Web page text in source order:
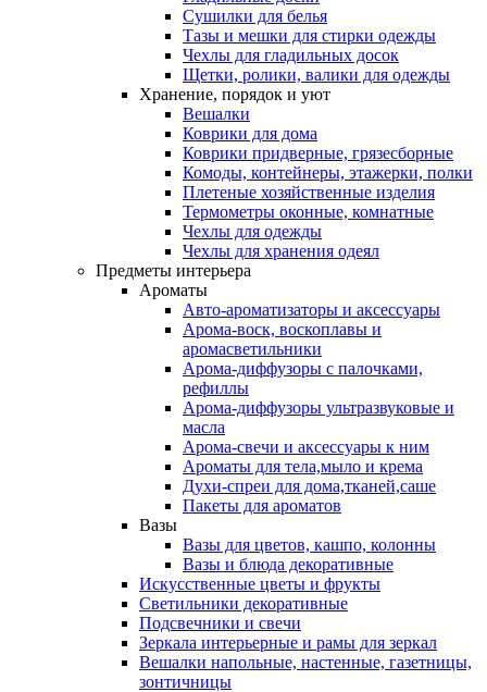
Сушилки для белья
Тазы и мешки для стирки одежды
Чехлы для гладильных досок
Щетки, ролики, валики для одежды
Хранение, порядок и уют
Вешалки
Коврики для дома
Коврики придверные, грязесборные
Комоды, контейнеры, этажерки, полки
Плетеные хозяйственные изделия
Термометры оконные, комнатные
Чехлы для одежды
Чехлы для хранения одеял
Предметы интерьера
Ароматы
Авто-ароматизаторы и аксессуары
Арома-воск, воскоплавы и
аромасветильники
Арома-диффузоры с палочками,
рефиллы
Арома-диффузоры ультразвуковые и
масла
Арома-свечи и аксессуары к ним
Ароматы для тела,мыло и крема
Духи-спреи для дома,тканей,саше
Пакеты для ароматов
Вазы
Вазы для цветов, кашпо, колонны
Вазы и блюда декоративные
Искусственные цветы и фрукты
Светильники декоративные
Подсвечники и свечи
Зеркала интерьерные и рамы для зеркал
Вешалки напольные, настенные, газетницы,
зонтичницы